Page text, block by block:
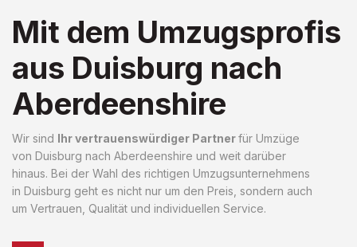
Mit dem Umzugsprofis
aus Duisburg nach
Aberdeenshire
Wir sind Ihr vertrauenswürdiger Partnerfür Umzüge
von Duisburg nach Aberdeenshire und weit darüber
hinaus. Bei der Wahl des richtigen Umzugsunternehmens
in Duisburg geht es nicht nur um den Preis, sondern auch
um Vertrauen, Qualität und individuellen Service.